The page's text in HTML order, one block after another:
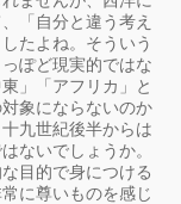
「自分と違う考え
たよね。そういう
ぽど現実的ではな
」「アフリカ」と
象にならないのか
九世紀後半からは
ないでしょうか。
目的で身につける
に尊いものを感じ